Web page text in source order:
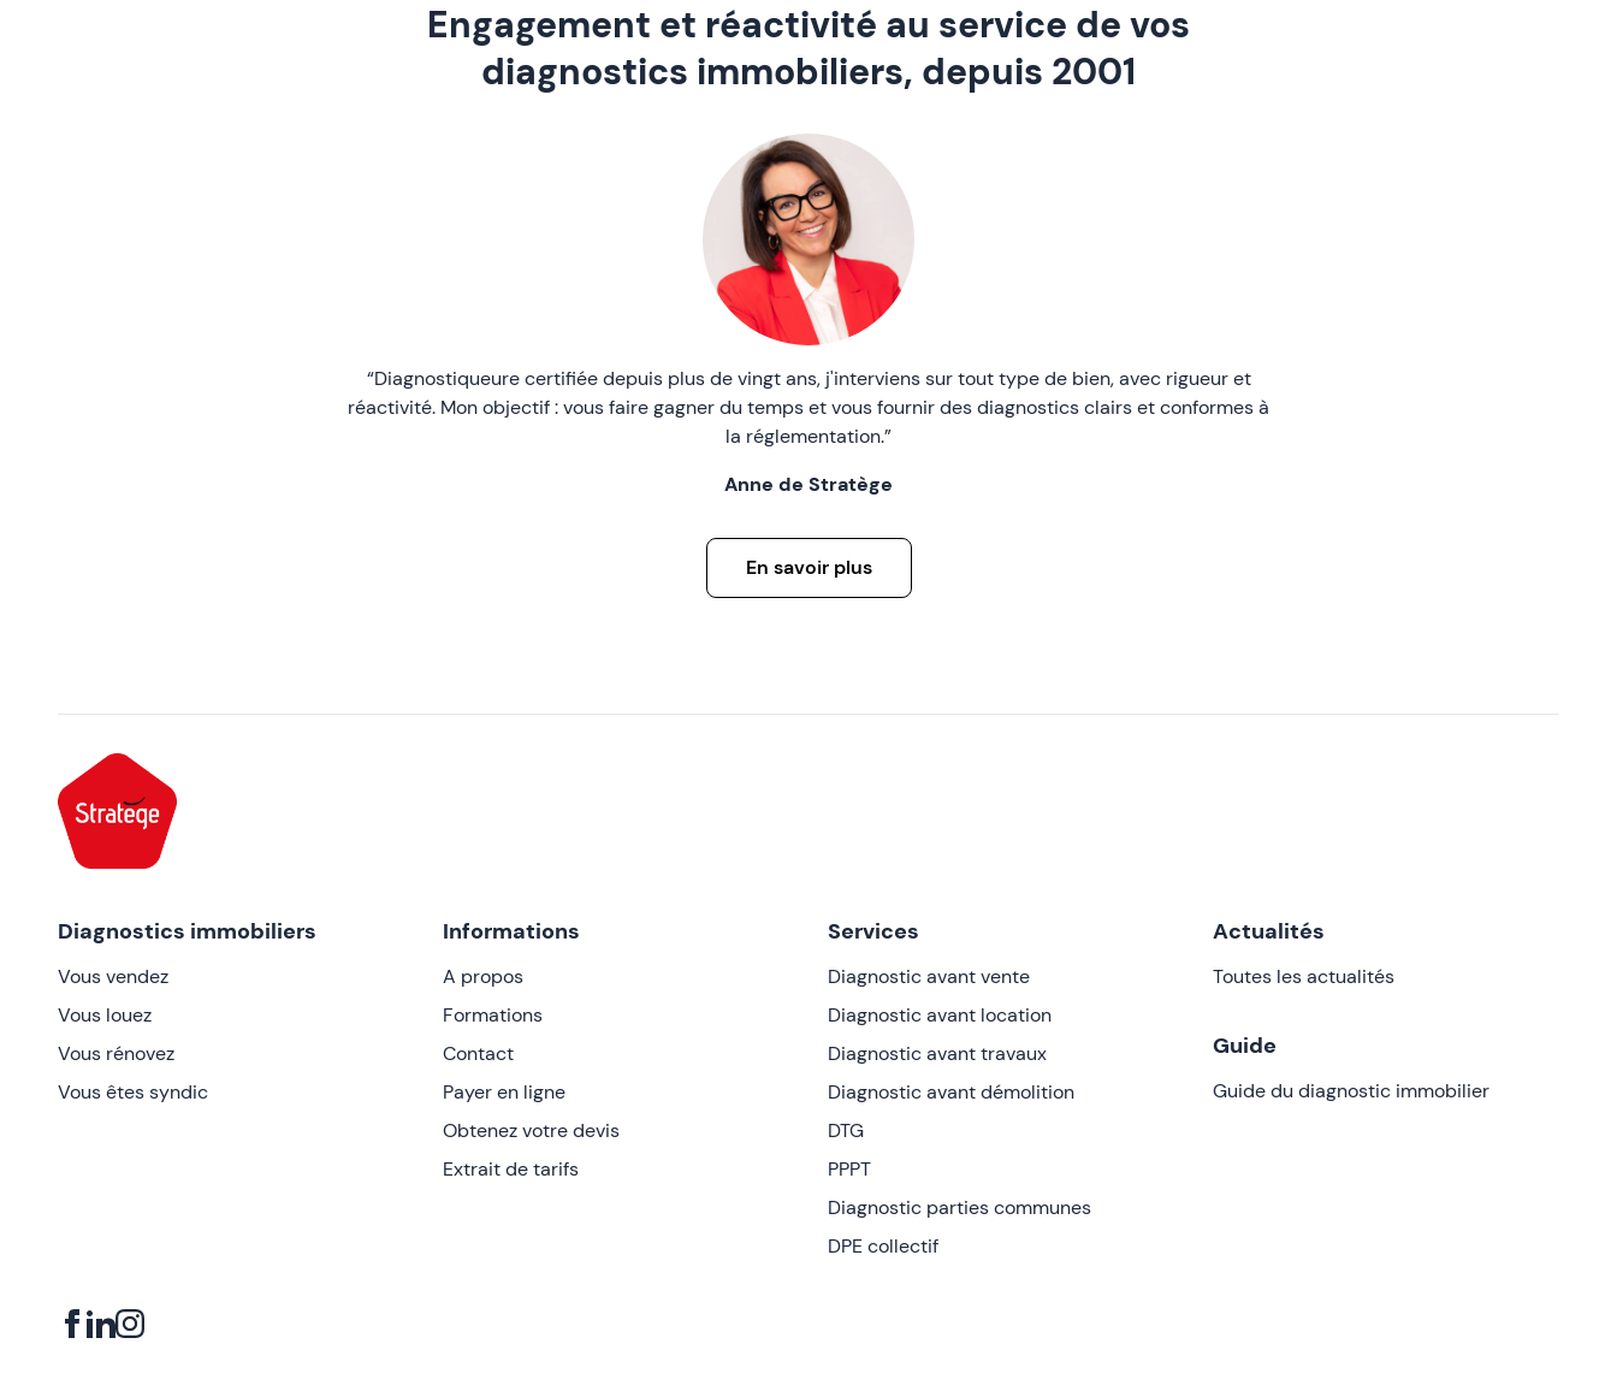
Engagement et réactivité au service de vos
diagnostics immobiliers, depuis 2001
“Diagnostiqueure certifiée depuis plus de vingt ans, j'interviens sur tout type de bien, avec rigueur et
réactivité. Mon objectif : vous faire gagner du temps et vous fournir des diagnostics clairs et conformes à
la réglementation.”
Anne de Stratège
En savoir plus
Diagnostics immobiliers
Vous vendez
Vous louez
Vous rénovez
Vous êtes syndic
Informations
A propos
Formations
Contact
Payer en ligne
Obtenez votre devis
Extrait de tarifs
Services
Diagnostic avant vente
Diagnostic avant location
Diagnostic avant travaux
Diagnostic avant démolition
DTG
PPPT
Diagnostic parties communes
DPE collectif
Actualités
Toutes les actualités
Guide
Guide du diagnostic immobilier